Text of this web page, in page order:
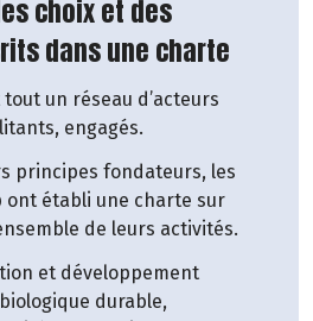
choix et des
dans une charte
un réseau d’acteurs
engagés.
principes fondateurs, les
ont établi une charte sur
de leurs activités.
et développement
durable,